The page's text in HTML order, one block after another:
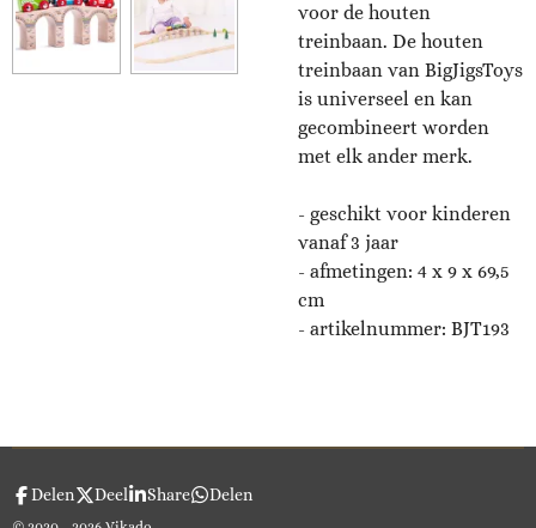
voor de houten
treinbaan. De houten
treinbaan van BigJigsToys
is universeel en kan
gecombineert worden
met elk ander merk.
- geschikt voor kinderen
vanaf 3 jaar
- afmetingen: 4 x 9 x 69,5
cm
- artikelnummer: BJT193
Delen Deel Share Delen